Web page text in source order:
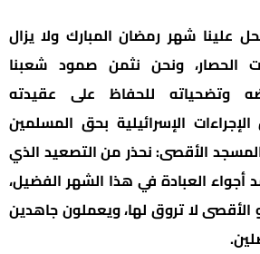
علينا شهر رمضان المبارك ولا يزال
الحصار، ونحن نثمن صمود شعبنا
وتضحياته للحفاظ على عقيدته
الإسرائيلية بحق المسلمين
الأقصى: نحذر من التصعيد الذي
العبادة في هذا الشهر الفضيل،
لا تروق لها، ويعملون جاهدين